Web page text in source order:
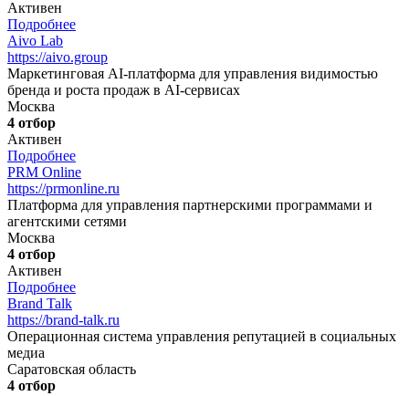
Активен
Подробнее
Aivo Lab
https://aivo.group
Маркетинговая AI-платформа для управления видимостью
бренда и роста продаж в AI-сервисах
Москва
4 отбор
Активен
Подробнее
PRM Online
https://prmonline.ru
Платформа для управления партнерскими программами и
агентскими сетями
Москва
4 отбор
Активен
Подробнее
Brand Talk
https://brand-talk.ru
Операционная система управления репутацией в социальных
медиа
Саратовская область
4 отбор